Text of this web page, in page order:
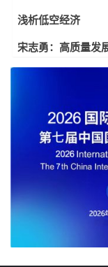
浅析低空经济
宋志勇：高质量发